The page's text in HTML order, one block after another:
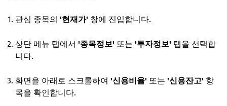
관심 종목의 '현재가' 창에 진입합니다.
상단 메뉴 탭에서 '종목정보' 또는 '투자정보' 탭을 선택합
니다.
화면을 아래로 스크롤하여 '신용비율' 또는 '신용잔고' 항
목을 확인합니다.